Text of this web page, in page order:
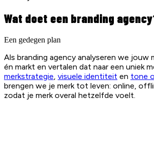
Wat doet een branding
Een gedegen plan
Als branding agency analyseren we jouw
én markt en vertalen dat naar een uniek
merkstrategie, visuele identiteit en tone
brengen we je merk tot leven: online,
zodat je merk overal hetzelfde voelt.